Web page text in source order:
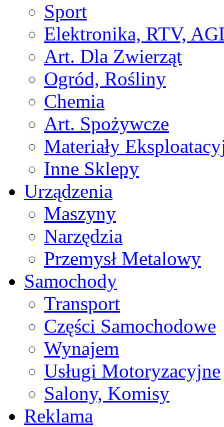
Sport
Elektronika, RTV,
Art. Dla Zwierząt
Ogród, Rośliny
Chemia
Art. Spożywcze
Materiały
Inne Sklepy
Urządzenia
Maszyny
Narzędzia
Przemysł Metalowy
Samochody
Transport
Części Samochodowe
Wynajem
Usługi Motoryzacyjne
Salony, Komisy
Reklama